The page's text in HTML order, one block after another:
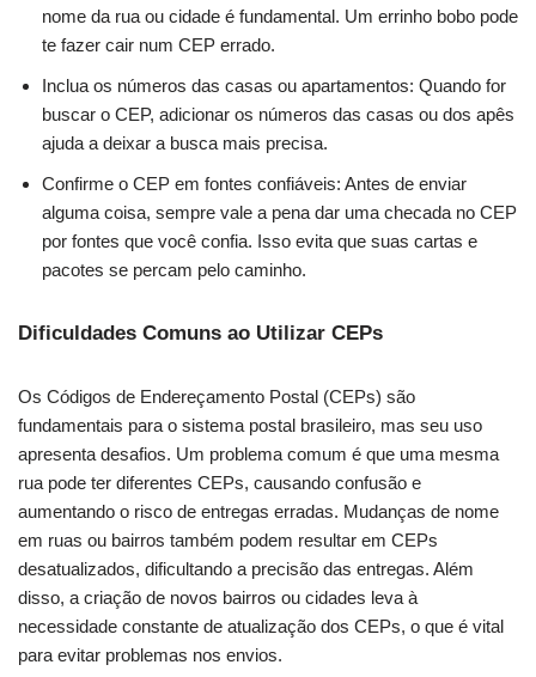
nome da rua ou cidade é fundamental. Um errinho bobo pode
te fazer cair num CEP errado.
Inclua os números das casas ou apartamentos: Quando for
buscar o CEP, adicionar os números das casas ou dos apês
ajuda a deixar a busca mais precisa.
Confirme o CEP em fontes confiáveis: Antes de enviar
alguma coisa, sempre vale a pena dar uma checada no CEP
por fontes que você confia. Isso evita que suas cartas e
pacotes se percam pelo caminho.
Dificuldades Comuns ao Utilizar CEPs
Os Códigos de Endereçamento Postal (CEPs) são
fundamentais para o sistema postal brasileiro, mas seu uso
apresenta desafios. Um problema comum é que uma mesma
rua pode ter diferentes CEPs, causando confusão e
aumentando o risco de entregas erradas. Mudanças de nome
em ruas ou bairros também podem resultar em CEPs
desatualizados, dificultando a precisão das entregas. Além
disso, a criação de novos bairros ou cidades leva à
necessidade constante de atualização dos CEPs, o que é vital
para evitar problemas nos envios.